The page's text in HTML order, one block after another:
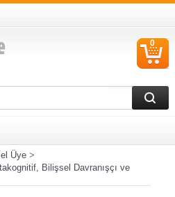
0
Üye>
Bilişsel Davranışçı ve